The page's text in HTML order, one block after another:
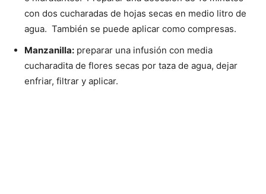
con dos cucharadas de hojas secas en medio litro de
agua. También se puede aplicar como compresas.
Manzanilla: preparar una infusión con media
cucharadita de flores secas por taza de agua, dejar
enfriar, filtrar y aplicar.